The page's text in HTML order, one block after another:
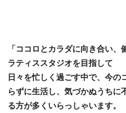
「ココロとカラダに向き合い
ラティススタジオを目指して
日々を忙しく過ごす中で、今の
らずに生活し、気づかぬうちに
る方が多くいらっしゃいます。